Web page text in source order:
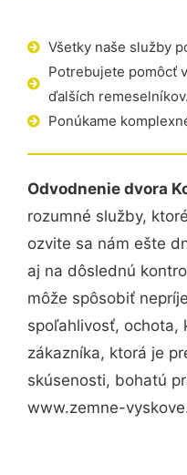
Všetky naše služby
Potrebujete pomôcť
ďalších remeselníkov.
Ponúkame
Odvodnenie dvora
rozumné služby,
ozvite sa nám ešte
aj na dôslednú
môže spôsobiť
spoľahlivosť, ochota,
zákazníka, ktorá je
skúsenosti, bohatú
www.zemne-